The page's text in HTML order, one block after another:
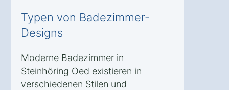
Typen von Badezimmer-
Designs
Moderne Badezimmer in
Steinhöring Oed existieren in
verschiedenen Stilen und